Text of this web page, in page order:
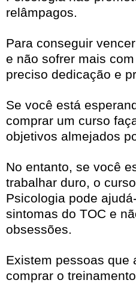
relâmpagos.
Para conseguir
e não sofrer mais
preciso dedicação e
Se você está
comprar um curso
objetivos almejados
No entanto, se você
trabalhar duro, o
Psicologia pode
sintomas do TOC e
obsessões.
Existem pessoas que
comprar o